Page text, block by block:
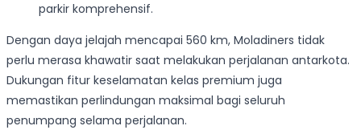
parkir komprehensif.
Dengan daya jelajah mencapai 560 km, Moladiners tidak
perlu merasa khawatir saat melakukan perjalanan antarkota.
Dukungan fitur keselamatan kelas premium juga
memastikan perlindungan maksimal bagi seluruh
penumpang selama perjalanan.